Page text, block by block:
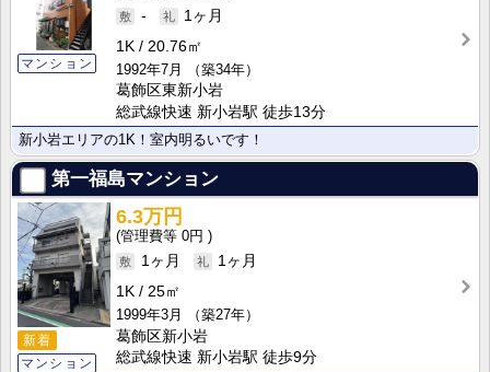
マンション
-
1ヶ月
1K
20.76㎡
1992年7月
（築34年）
葛飾区東新小岩
総武線快速 新小岩駅 徒歩13分
新小岩エリアの1K！室内明るいです！
第一福島マンション
新着
マンション
6.3万円
0円
1ヶ月
1ヶ月
1K
25㎡
1999年3月
（築27年）
葛飾区新小岩
総武線快速 新小岩駅 徒歩9分